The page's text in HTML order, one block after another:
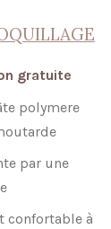
gratuite
polymere
par une
confortable à